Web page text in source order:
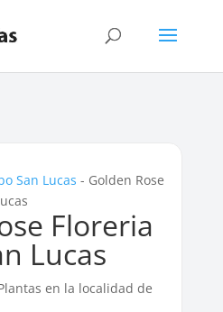
San Lucas - Golden Rose
Floreria
Lucas
en la localidad de